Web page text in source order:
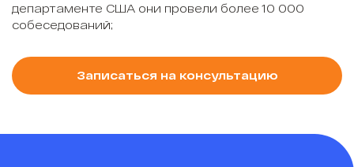
департаменте США они провели более 10 000
собеседований;
Записаться на консультацию